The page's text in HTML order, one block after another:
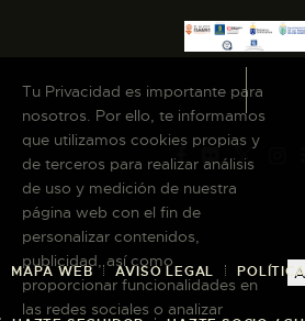
MAPA WEB AVISO LEGAL
Tu Privacidad es importante para
nosotros. Por ello, te informamos
que utilizamos cookies propias y
de terceros para realizar análisis
de uso y medición de nuestra
página web con el fin de
personalizar contenidos,
publicidad, así como
proporcionar funcionalidades en
las redes sociales o analizar